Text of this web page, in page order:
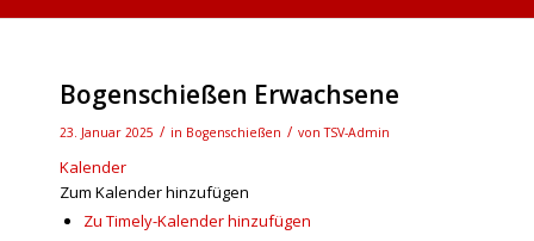
Bogenschießen Erwachsene
23. Januar 2025 / in Bogenschießen / vonTSV-Admin
Kalender
Zum Kalender hinzufügen
Zu Timely-Kalender hinzufügen